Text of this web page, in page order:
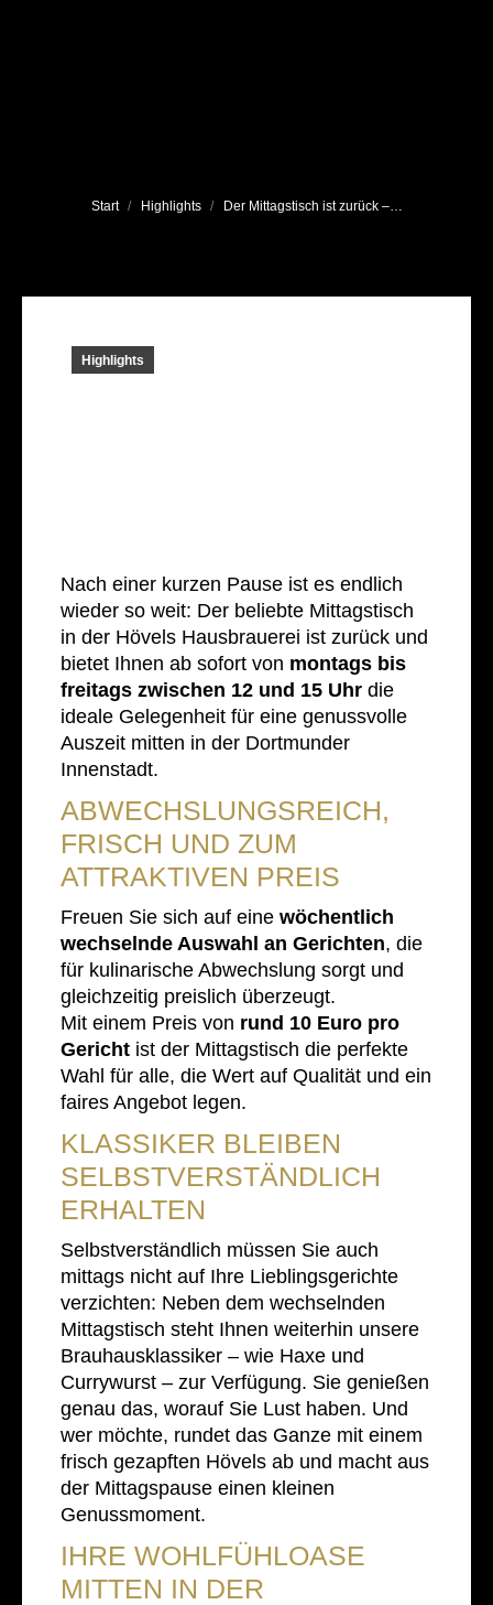
Sie befinden sich hier:
Start Highlights Der Mittagstisch ist zurück –…
Highlights
Nach einer kurzen Pause ist es endlich
wieder so weit: Der beliebte Mittagstisch
in der Hövels Hausbrauerei ist zurück und
bietet Ihnen ab sofort von montags bis
freitags zwischen 12 und 15 Uhr die
ideale Gelegenheit für eine genussvolle
Auszeit mitten in der Dortmunder
Innenstadt.
ABWECHSLUNGSREICH,
FRISCH UND ZUM
ATTRAKTIVEN PREIS
Freuen Sie sich auf eine wöchentlich
wechselnde Auswahl an Gerichten, die
für kulinarische Abwechslung sorgt und
gleichzeitig preislich überzeugt.
Mit einem Preis von rund 10 Euro pro
Gericht ist der Mittagstisch die perfekte
Wahl für alle, die Wert auf Qualität und ein
faires Angebot legen.
KLASSIKER BLEIBEN
SELBSTVERSTÄNDLICH
ERHALTEN
Selbstverständlich müssen Sie auch
mittags nicht auf Ihre Lieblingsgerichte
verzichten: Neben dem wechselnden
Mittagstisch steht Ihnen weiterhin unsere
Brauhausklassiker – wie Haxe und
Currywurst – zur Verfügung. Sie genießen
genau das, worauf Sie Lust haben. Und
wer möchte, rundet das Ganze mit einem
frisch gezapften Hövels ab und macht aus
der Mittagspause einen kleinen
Genussmoment.
IHRE WOHLFÜHLOASE
MITTEN IN DER